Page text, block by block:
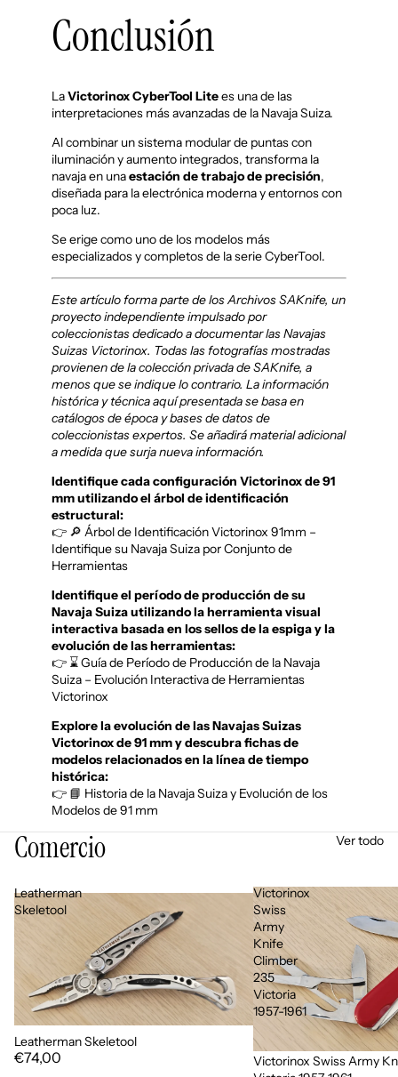
Conclusión
LaVictorinox CyberTool Litees una de las
interpretaciones más avanzadas de la Navaja Suiza.
Al combinar un sistema modular de puntas con
iluminación y aumento integrados, transforma la
navaja en unaestación de trabajo de precisión,
diseñada para la electrónica moderna y entornos con
poca luz.
Se erige como uno de los modelos más
especializados y completos de la serie CyberTool.
Este artículo forma parte de los Archivos SAKnife, un
proyecto independiente impulsado por
coleccionistas dedicado a documentar las Navajas
Suizas Victorinox. Todas las fotografías mostradas
provienen de la colección privada de SAKnife, a
menos que se indique lo contrario. La información
histórica y técnica aquí presentada se basa en
catálogos de época y bases de datos de
coleccionistas expertos. Se añadirá material adicional
a medida que surja nueva información.
Identifique cada configuración Victorinox de 91
mm utilizando el árbol de identificación
estructural:
👉 🔎 Árbol de Identificación Victorinox 91mm –
Identifique su Navaja Suiza por Conjunto de
Herramientas
Identifique el período de producción de su
Navaja Suiza utilizando la herramienta visual
interactiva basada en los sellos de la espiga y la
evolución de las herramientas:
👉 ⌛ Guía de Período de Producción de la Navaja
Suiza – Evolución Interactiva de Herramientas
Victorinox
Explore la evolución de las Navajas Suizas
Victorinox de 91 mm y descubra fichas de
modelos relacionados en la línea de tiempo
histórica:
👉 📘 Historia de la Navaja Suiza y Evolución de los
Modelos de 91 mm
Comercio Ver todo
Leatherman
Skeletool
Leatherman Skeletool
€74,00
Victorinox
Swiss
Army
Knife
Climber
235
Victoria
1957-1961
Victorinox Swiss Army